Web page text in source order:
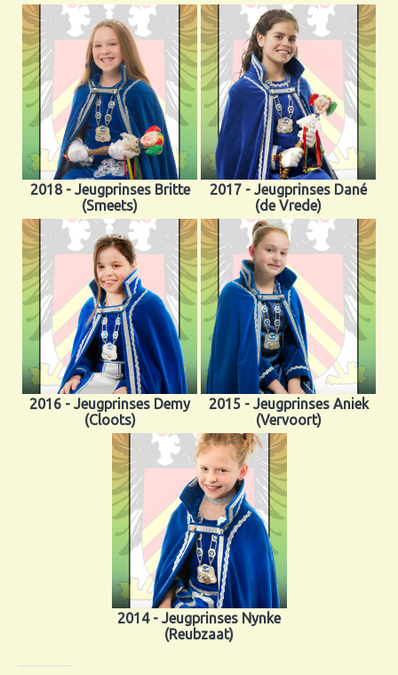
2018 - Jeugprinses Britte
(Smeets)
2017 - Jeugprinses Dané
(de Vrede)
2016 - Jeugprinses Demy
(Cloots)
2015 - Jeugprinses Aniek
(Vervoort)
2014 - Jeugprinses Nynke
(Reubzaat)